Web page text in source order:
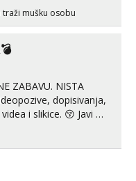
online zabavu pošalji
Telegram ili Viber.
me vidjeti na
traži mušku osobu
ZABAVU. NISTA
i slikice. 😚 Javi mi
+385 91 723 0045